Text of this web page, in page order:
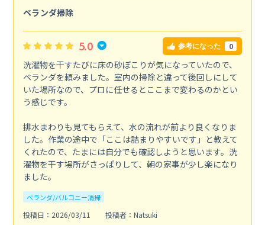
ベランダ掃除
5.0 参考になった 0
洗濯物を干すたびに床の砂ぼこりが気になっていたので、
ベランダを頼みました。室内の掃除と違って後回しにして
いた場所なので、プロに任せるとここまで変わるのかとい
う感じです。
排水まわりも見てもらえて、水の流れが前より良くなりま
した。作業の途中で「ここは詰まりやすいです」と教えて
くれたので、たまには自分でも確認しようと思います。洗
濯物を干す場所がさっぱりして、朝の家事が少し楽になり
ました。
ベランダ/バルコニー清掃
投稿日：2026/03/11
投稿者：Natsuki